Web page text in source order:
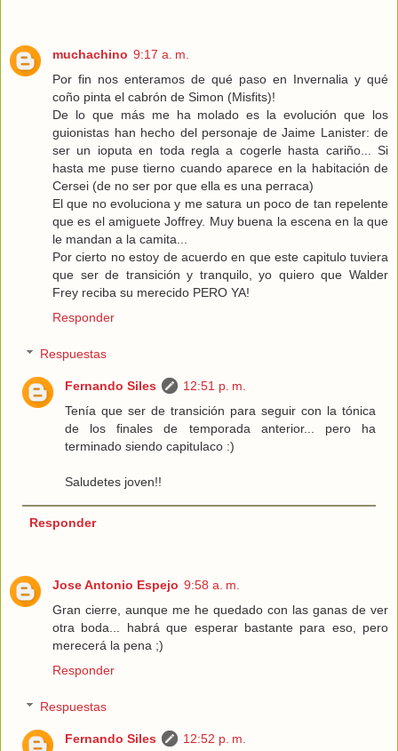
muchachino 9:17 a. m.
Por fin nos enteramos de qué paso en Invernalia y qué
coño pinta el cabrón de Simon (Misfits)!
De lo que más me ha molado es la evolución que los
guionistas han hecho del personaje de Jaime Lanister: de
ser un ioputa en toda regla a cogerle hasta cariño... Si
hasta me puse tierno cuando aparece en la habitación de
Cersei (de no ser por que ella es una perraca)
El que no evoluciona y me satura un poco de tan repelente
que es el amiguete Joffrey. Muy buena la escena en la que
le mandan a la camita...
Por cierto no estoy de acuerdo en que este capitulo tuviera
que ser de transición y tranquilo, yo quiero que Walder
Frey reciba su merecido PERO YA!
Responder
Respuestas
Fernando Siles
12:51 p. m.
Tenía que ser de transición para seguir con la tónica
de los finales de temporada anterior... pero ha
terminado siendo capitulaco :)
Saludetes joven!!
Responder
Jose Antonio Espejo 9:58 a. m.
Gran cierre, aunque me he quedado con las ganas de ver
otra boda... habrá que esperar bastante para eso, pero
merecerá la pena ;)
Responder
Respuestas
Fernando Siles
12:52 p. m.